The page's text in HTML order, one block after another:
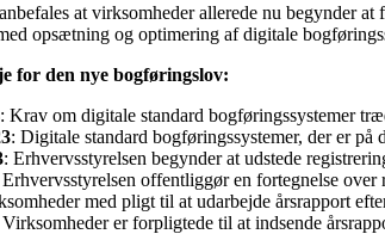
at virksomheder allerede nu begynder
opsætning og optimering af digitale
for den nye bogføringslov:
: Krav om digitale standard bogføringssystemer
: Digitale standard bogføringssystemer, der er
: Erhvervsstyrelsen begynder at udstede
Erhvervsstyrelsen offentliggør en fortegnelse
med pligt til at udarbejde årsrapport
Virksomheder er forpligtede til at indsende